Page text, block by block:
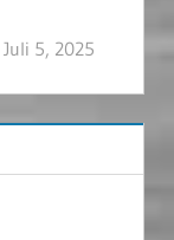
Juli 5, 2025